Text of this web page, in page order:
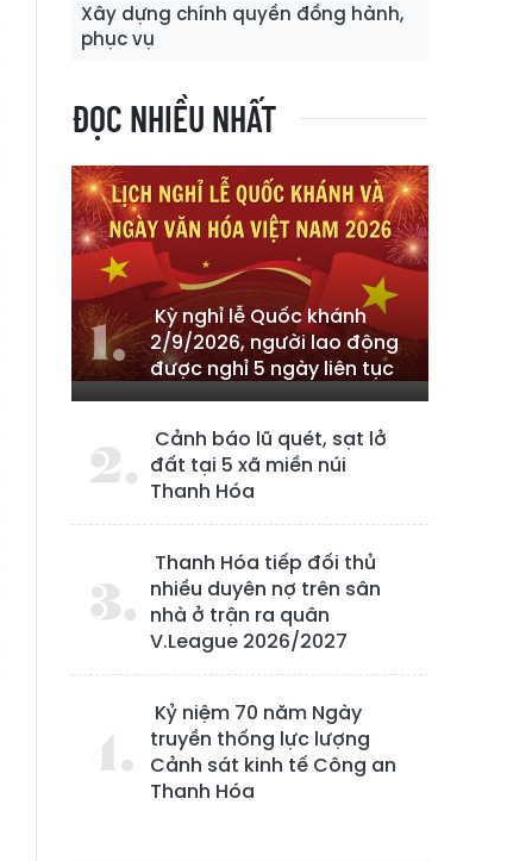
Xây dựng chính quyền đồng hành,
phục vụ
ĐỌC NHIỀU NHẤT
Kỳ nghỉ lễ Quốc khánh
2/9/2026, người lao động
được nghỉ 5 ngày liên tục
Cảnh báo lũ quét, sạt lở
đất tại 5 xã miền núi
Thanh Hóa
Thanh Hóa tiếp đối thủ
nhiều duyên nợ trên sân
nhà ở trận ra quân
V.League 2026/2027
Kỷ niệm 70 năm Ngày
truyền thống lực lượng
Cảnh sát kinh tế Công an
Thanh Hóa